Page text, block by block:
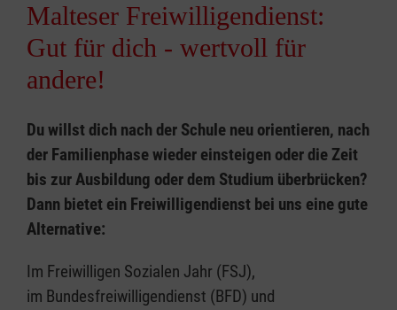
Malteser Freiwilligendienst:
Gut für dich - wertvoll für
andere!
Du willst dich nach der Schule neu orientieren, nach
der Familienphase wieder einsteigen oder die Zeit
bis zur Ausbildung oder dem Studium überbrücken?
Dann bietet ein Freiwilligendienst bei uns eine gute
Alternative:
Im Freiwilligen Sozialen Jahr (FSJ),
im Bundesfreiwilligendienst (BFD) und